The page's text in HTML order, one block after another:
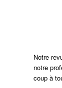
Notre
notre
coup à